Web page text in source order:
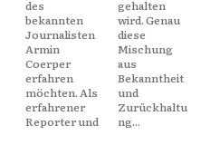
des
bekannten
Journalisten
Armin
Coerper
erfahren
möchten. Als
erfahrener
Reporter und
gehalten
wird. Genau
diese
Mischung
aus
Bekanntheit
und
Zurückhaltu
ng...